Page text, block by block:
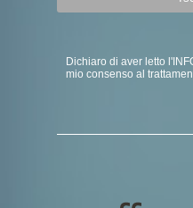
Dichiaro di aver letto l'
mio consenso al